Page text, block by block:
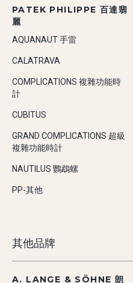
PATEK PHILIPPE 百達翡
麗
AQUANAUT 手雷
CALATRAVA
COMPLICATIONS 複雜功能時
計
CUBITUS
GRAND COMPLICATIONS 超級
複雜功能時計
NAUTILUS 鸚鵡螺
PP-其他
其他品牌
A. LANGE & SÖHNE 朗